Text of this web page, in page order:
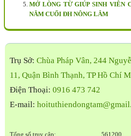
MỞ LÒNG TỪ GIÚP SINH VIÊN
NĂM CUỐI ĐH NÔNG LÂM
Trụ Sở: Chùa Pháp Vân, 244
11, Quận Bình Thạnh, TP Hồ Chí
Điện Thoại: 0916 473 742
E-mail:
561200
Tổng số truy cập: